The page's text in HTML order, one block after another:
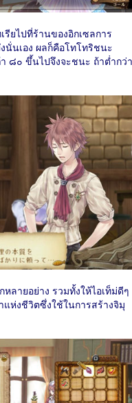
ยไปที่ร้านของอิกเซลการ
นั่นเอง ผลก็คือโทโทริชนะ
๘๐ ขึ้นไปจึงจะชนะ ถ้าต่ำกว่า
ลายอย่าง รวมทั้งให้ไอเท็ม่ดีๆ
ห่งชีวิตซึ่งใช้ในการสร้างจิมุ